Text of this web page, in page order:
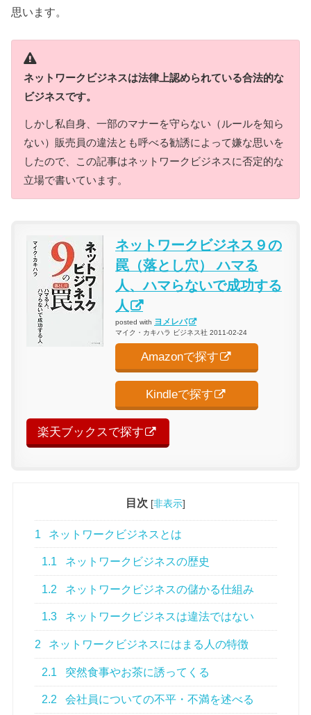
思います。
ネットワークビジネスは法律上認められている合法的な
ビジネスです。
しかし私自身、一部のマナーを守らない（ルールを知ら
ない）販売員の違法とも呼べる勧誘によって嫌な思いを
したので、この記事はネットワークビジネスに否定的な
立場で書いています。
ネットワークビジネス９の
罠（落とし穴） ハマる
人、ハマらないで成功する
人
posted with ヨメレバ
マイク・カキハラ ビジネス社 2011-02-24
Amazonで探す
Kindleで探す
楽天ブックスで探す
目次 [非表示]
1 ネットワークビジネスとは
1.1 ネットワークビジネスの歴史
1.2 ネットワークビジネスの儲かる仕組み
1.3 ネットワークビジネスは違法ではない
2 ネットワークビジネスにはまる人の特徴
2.1 突然食事やお茶に誘ってくる
2.2 会社員についての不平・不満を述べる